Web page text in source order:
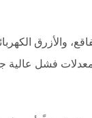
والأزرق